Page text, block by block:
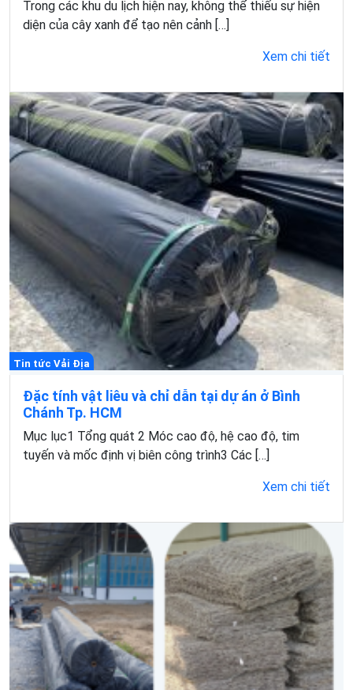
Trong các khu du lịch hiện nay, không thể thiếu sự hiện
diện của cây xanh để tạo nên cảnh […]
Xem chi tiết
Tin tức Vải Địa
Đặc tính vật liêu và chỉ dẫn tại dự án ở Bình
Chánh Tp. HCM
Mục lục1 Tổng quát 2 Móc cao độ, hệ cao độ, tim
tuyến và mốc định vị biên công trình3 Các […]
Xem chi tiết